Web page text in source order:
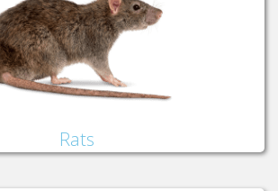
Rats